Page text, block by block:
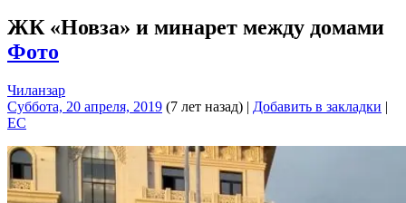
ЖК «Новза» и минарет между домами
Фото
Чиланзар
Суббота, 20 апреля, 2019 (7 лет назад) | Добавить в закладки |
EC